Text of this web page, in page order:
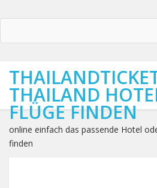
THAILAND
FLÜGE FINDEN
online einfach das passende Hotel
finden